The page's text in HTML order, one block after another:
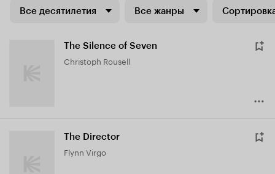
Все десятилетия Все жанры
The Silence of Seven
Christoph Rousell
The Director
Flynn Virgo